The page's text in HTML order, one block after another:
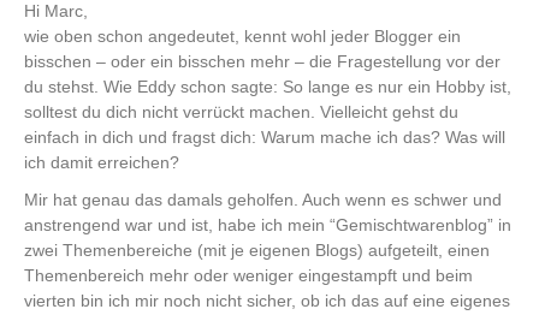
Hi Marc,
wie oben schon angedeutet, kennt wohl jeder Blogger ein
bisschen – oder ein bisschen mehr – die Fragestellung vor der
du stehst. Wie Eddy schon sagte: So lange es nur ein Hobby ist,
solltest du dich nicht verrückt machen. Vielleicht gehst du
einfach in dich und fragst dich: Warum mache ich das? Was will
ich damit erreichen?
Mir hat genau das damals geholfen. Auch wenn es schwer und
anstrengend war und ist, habe ich mein “Gemischtwarenblog” in
zwei Themenbereiche (mit je eigenen Blogs) aufgeteilt, einen
Themenbereich mehr oder weniger eingestampft und beim
vierten bin ich mir noch nicht sicher, ob ich das auf eine eigenes